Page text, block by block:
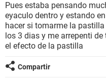
SEXUALIDAD
GLOSARIO
Pues estaba pensando
eyaculo dentro y estando
hacer si tomarme la
los 3 dias y me arrepenti
el efecto de la pastilla
Compartir